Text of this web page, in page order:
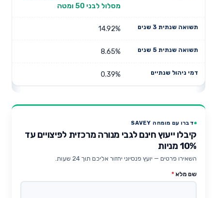
מסלול לבני 50 ומטה
14.92%
8.65%
0.39%
דברו עם מומחה SAVEY
קיבלו ייעוץ חינם לגבי מנורה מרכזית לפיצויים עד
10% מניות
השאירו פרטים — יועץ פנסיוני יחזור אליכם תוך 24 שעות.
שם מלא *